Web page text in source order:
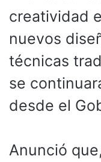
creatividad
nuevos
técnicas
se
desde el
Anunció